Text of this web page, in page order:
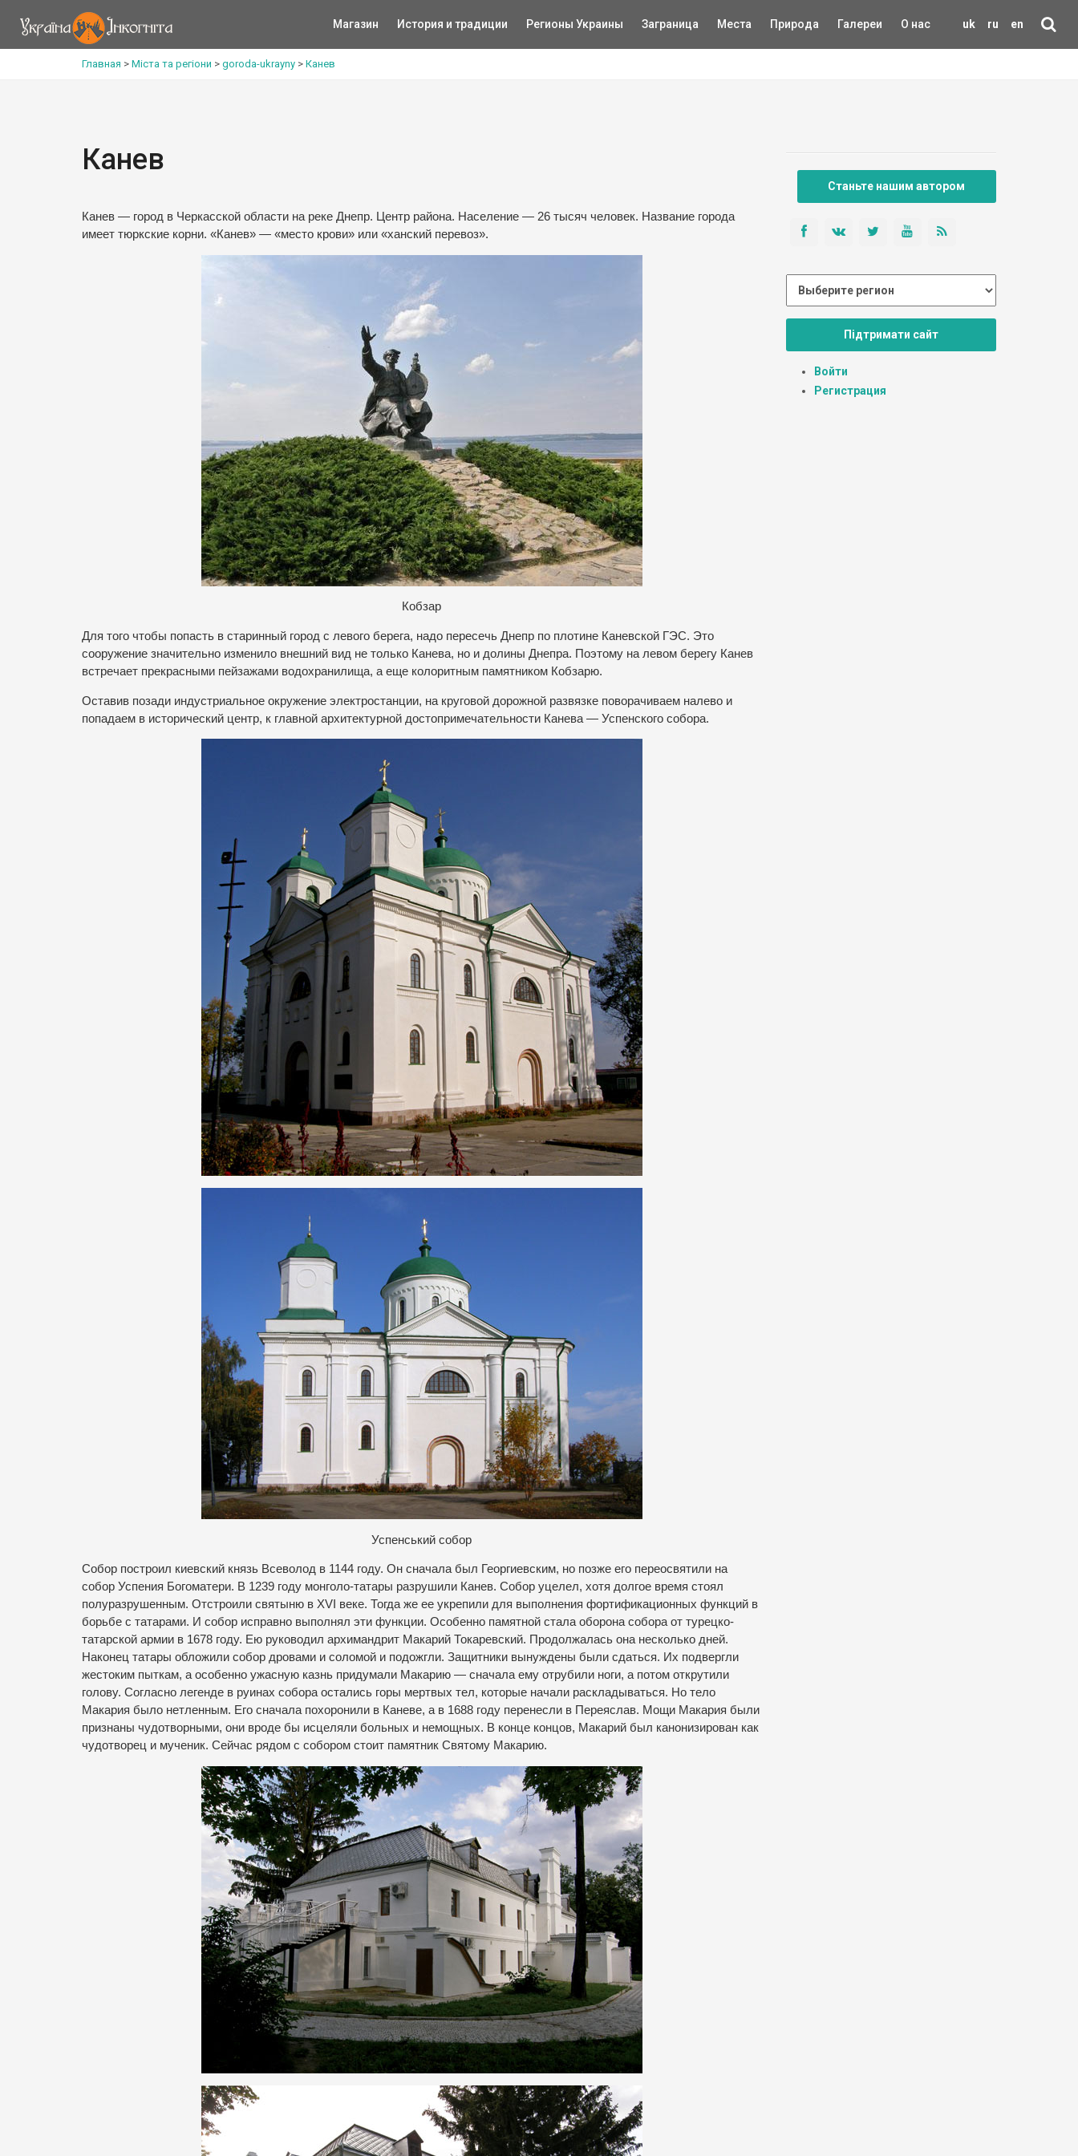
uk ru en
Магазин История и традиции Регионы Украины Заграница Места Природа Галереи О нас
Главная > Міста та регіони > goroda-ukrayny > Канев
Канев
Канев — город в Черкасской области на реке Днепр. Центр района. Население — 26 тысяч человек. Название города
имеет тюркские корни. «Канев» — «место крови» или «ханский перевоз».
Кобзар
Для того чтобы попасть в старинный город с левого берега, надо пересечь Днепр по плотине Каневской ГЭС. Это
сооружение значительно изменило внешний вид не только Канева, но и долины Днепра. Поэтому на левом берегу Канев
встречает прекрасными пейзажами водохранилища, а еще колоритным памятником Кобзарю.
Оставив позади индустриальное окружение электростанции, на круговой дорожной развязке поворачиваем налево и
попадаем в исторический центр, к главной архитектурной достопримечательности Канева — Успенского собора.
Успенський собор
Собор построил киевский князь Всеволод в 1144 году. Он сначала был Георгиевским, но позже его переосвятили на
собор Успения Богоматери. В 1239 году монголо-татары разрушили Канев. Собор уцелел, хотя долгое время стоял
полуразрушенным. Отстроили святыню в ХVI веке. Тогда же ее укрепили для выполнения фортификационных функций в
борьбе с татарами. И собор исправно выполнял эти функции. Особенно памятной стала оборона собора от турецко-
татарской армии в 1678 году. Ею руководил архимандрит Макарий Токаревский. Продолжалась она несколько дней.
Наконец татары обложили собор дровами и соломой и подожгли. Защитники вынуждены были сдаться. Их подвергли
жестоким пыткам, а особенно ужасную казнь придумали Макарию — сначала ему отрубили ноги, а потом открутили
голову. Согласно легенде в руинах собора остались горы мертвых тел, которые начали раскладываться. Но тело
Макария было нетленным. Его сначала похоронили в Каневе, а в 1688 году перенесли в Переяслав. Мощи Макария были
признаны чудотворными, они вроде бы исцеляли больных и немощных. В конце концов, Макарий был канонизирован как
чудотворец и мученик. Сейчас рядом с собором стоит памятник Святому Макарию.
Станьте нашим автором
Підтримати сайт
Войти
Регистрация